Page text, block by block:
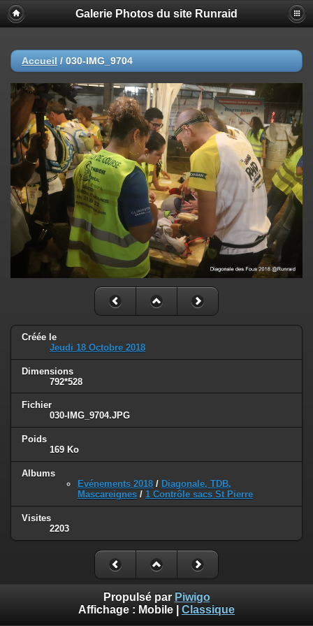
Galerie Photos du site Runraid
Accueil / 030-IMG_9704
Créée le
Jeudi 18 Octobre 2018
Dimensions
792*528
Fichier
030-IMG_9704.JPG
Poids
169 Ko
Albums
Evénements 2018 / Diagonale, TDB,
Mascareignes / 1 Contrôle sacs St Pierre
Visites
2203
Propulsé par Piwigo
Affichage : Mobile Classique